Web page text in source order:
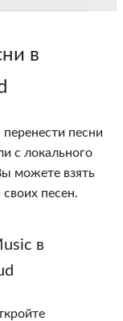
в
песни
с локального
можете взять
песен.
в